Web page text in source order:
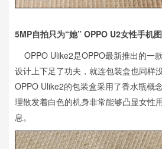
5MP自拍只为“她” OPPO U2女性手机
OPPO Ulike2是OPPO最新推出的一
设计上下足了功夫，就连包装盒也同样
OPPO Ulike2的包装盒采用了香水瓶概
理散发着白色的机身非常能够凸显女性
息。